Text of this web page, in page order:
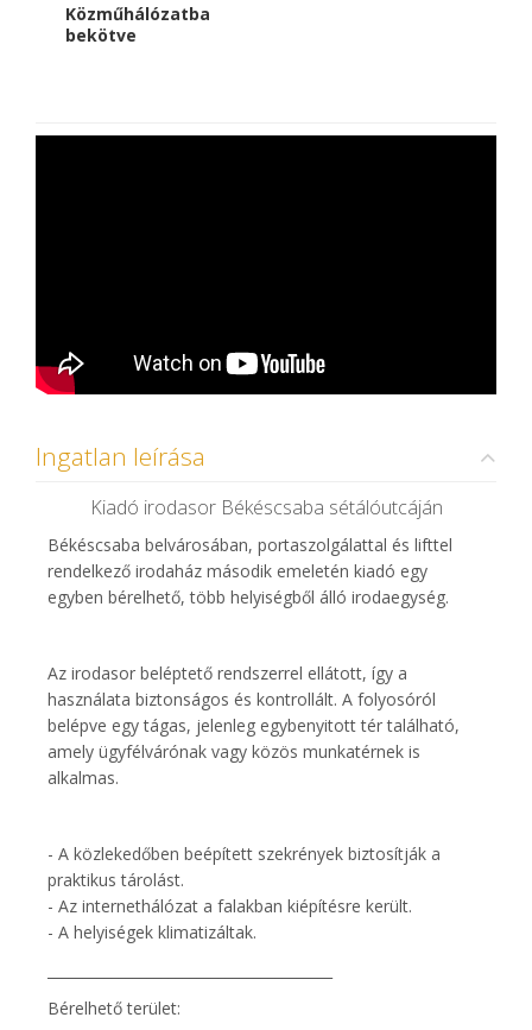
Közműhálózatba
bekötve
Ingatlan leírása
Kiadó irodasor Békéscsaba sétálóutcáján
Békéscsaba belvárosában, portaszolgálattal és lifttel
rendelkező irodaház második emeletén kiadó egy
egyben bérelhető, több helyiségből álló irodaegység.
Az irodasor beléptető rendszerrel ellátott, így a
használata biztonságos és kontrollált. A folyosóról
belépve egy tágas, jelenleg egybenyitott tér található,
amely ügyfélvárónak vagy közös munkatérnek is
alkalmas.
- A közlekedőben beépített szekrények biztosítják a
praktikus tárolást.
- Az internethálózat a falakban kiépítésre került.
- A helyiségek klimatizáltak.
Bérelhető terület: